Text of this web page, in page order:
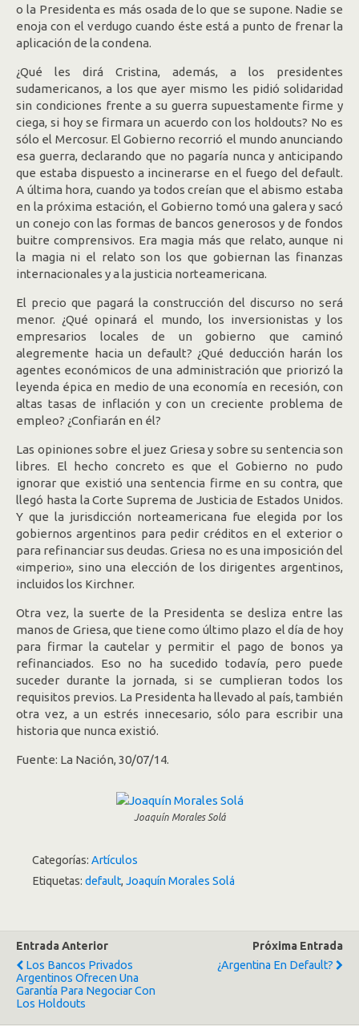
o la Presidenta es más osada de lo que se supone. Nadie se
enoja con el verdugo cuando éste está a punto de frenar la
aplicación de la condena.
¿Qué les dirá Cristina, además, a los presidentes
sudamericanos, a los que ayer mismo les pidió solidaridad
sin condiciones frente a su guerra supuestamente firme y
ciega, si hoy se firmara un acuerdo con los holdouts? No es
sólo el Mercosur. El Gobierno recorrió el mundo anunciando
esa guerra, declarando que no pagaría nunca y anticipando
que estaba dispuesto a incinerarse en el fuego del default.
A última hora, cuando ya todos creían que el abismo estaba
en la próxima estación, el Gobierno tomó una galera y sacó
un conejo con las formas de bancos generosos y de fondos
buitre comprensivos. Era magia más que relato, aunque ni
la magia ni el relato son los que gobiernan las finanzas
internacionales y a la justicia norteamericana.
El precio que pagará la construcción del discurso no será
menor. ¿Qué opinará el mundo, los inversionistas y los
empresarios locales de un gobierno que caminó
alegremente hacia un default? ¿Qué deducción harán los
agentes económicos de una administración que priorizó la
leyenda épica en medio de una economía en recesión, con
altas tasas de inflación y con un creciente problema de
empleo? ¿Confiarán en él?
Las opiniones sobre el juez Griesa y sobre su sentencia son
libres. El hecho concreto es que el Gobierno no pudo
ignorar que existió una sentencia firme en su contra, que
llegó hasta la Corte Suprema de Justicia de Estados Unidos.
Y que la jurisdicción norteamericana fue elegida por los
gobiernos argentinos para pedir créditos en el exterior o
para refinanciar sus deudas. Griesa no es una imposición del
«imperio», sino una elección de los dirigentes argentinos,
incluidos los Kirchner.
Otra vez, la suerte de la Presidenta se desliza entre las
manos de Griesa, que tiene como último plazo el día de hoy
para firmar la cautelar y permitir el pago de bonos ya
refinanciados. Eso no ha sucedido todavía, pero puede
suceder durante la jornada, si se cumplieran todos los
requisitos previos. La Presidenta ha llevado al país, también
otra vez, a un estrés innecesario, sólo para escribir una
historia que nunca existió.
Fuente: La Nación, 30/07/14.
Joaquín Morales Solá
Categorías: Artículos
Etiquetas: default, Joaquín Morales Solá
Entrada Anterior
Los Bancos Privados
Argentinos Ofrecen Una
Garantía Para Negociar Con
Los Holdouts
Próxima Entrada
¿Argentina En Default?